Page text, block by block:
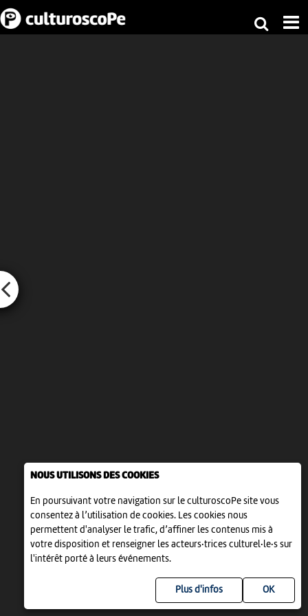
NOUS UTILISONS DES COOKIES
En poursuivant votre navigation sur le culturoscoPe site vous
consentez à l’utilisation de cookies. Les cookies nous
permettent d'analyser le trafic, d’affiner les contenus mis à
votre disposition et renseigner les acteurs·trices culturel·le·s sur
l'intérêt porté à leurs événements.
Plus d'infos